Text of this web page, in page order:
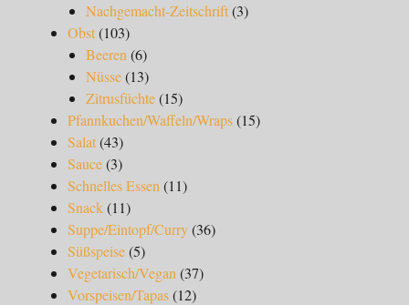
Nachgemacht-Zeitschrift(3)
Obst(103)
Beeren (6)
Nüsse(13)
Zitrusfüchte(15)
Pfannkuchen/Waffeln/Wraps(15)
Salat(43)
Sauce(3)
Schnelles Essen (11)
Snack(11)
Suppe/Eintopf/Curry(36)
Süßspeise(5)
Vegetarisch/Vegan (37)
Vorspeisen/Tapas(12)